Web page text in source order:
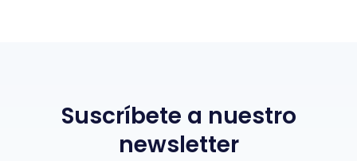
Suscríbete a nuestro
newsletter